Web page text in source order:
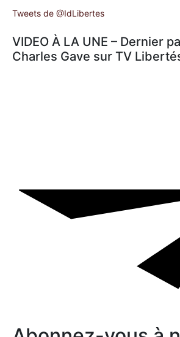
Tweets de @IdLibertes
VIDEO À LA UNE – Dernier
Charles Gave sur TV